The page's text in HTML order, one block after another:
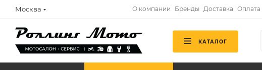
Москва О компании Бренды Доставка Оплата
КАТАЛОГ